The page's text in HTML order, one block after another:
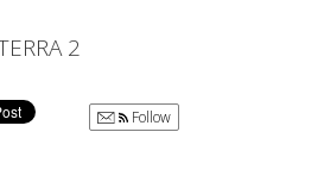
2
Follow